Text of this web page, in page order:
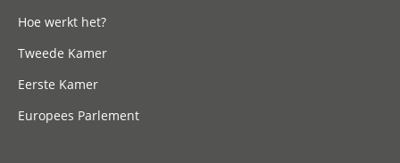
Hoe werkt het?
Tweede Kamer
Eerste Kamer
Europees Parlement